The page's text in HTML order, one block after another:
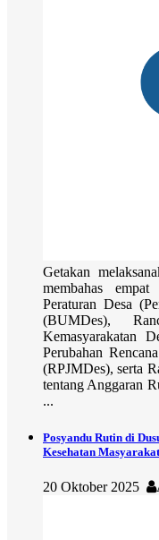
Getakan
membahas
Peraturan Desa
(BUMDes),
Kemasyarakatan
Perubahan
(RPJMDes), serta
tentang Anggaran
...
Posyandu Rutin di
Kesehatan Masyarakat
20 Oktober 2025